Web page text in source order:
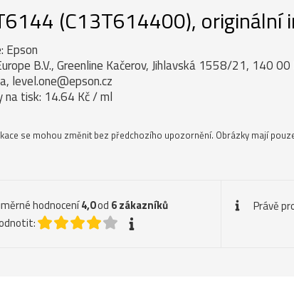
(C13T614400),
Epson
B.V., Greenline Kačerov, Jihlavská 1558/21, 140 00
level.one@epson.cz
na tisk: 14.64 Kč / ml
se mohou změnit bez předchozího upozornění. Obrázky mají
hodnocení4,0od 6zákazníků
Právě